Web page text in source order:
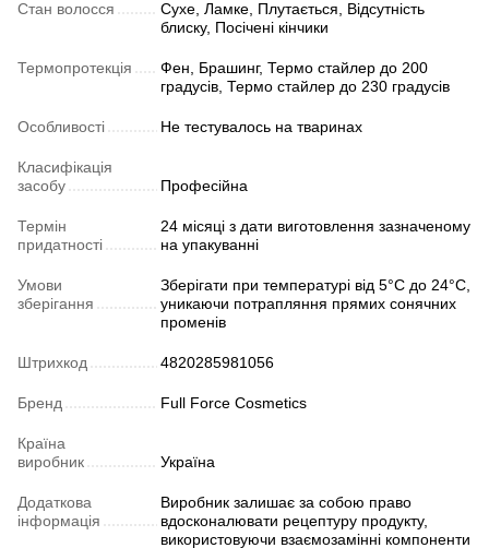
Стан волосся
Сухе, Ламке, Плутається, Відсутність
блиску, Посічені кінчики
Термопротекція
Фен, Брашинг, Термо стайлер до 200
градусів, Термо стайлер до 230 градусів
Особливості Не тестувалось на тваринах
Класифікація
засобу
Професійна
Термін
придатності
24 місяці з дати виготовлення зазначеному
на упакуванні
Умови
зберігання
Зберігати при температурі від 5°C до 24°C,
уникаючи потрапляння прямих сонячних
променів
Штрихкод 4820285981056
Бренд Full Force Cosmetics
Країна
виробник
Україна
Додаткова
інформація
Виробник залишає за собою право
вдосконалювати рецептуру продукту,
використовуючи взаємозамінні компоненти